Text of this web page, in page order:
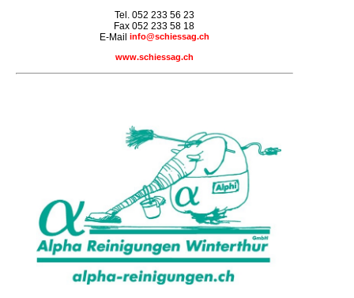
Tel. 052 233 56 23
Fax 052 233 58 18
E-Mail info@schiessag.ch
www.schiessag.ch